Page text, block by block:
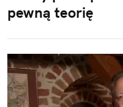
pewną teorię